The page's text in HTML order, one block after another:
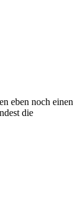
eben noch einen
die